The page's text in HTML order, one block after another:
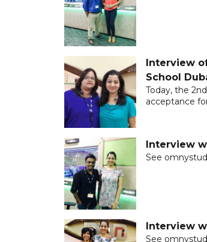
Interview
School
Today, the
acceptance
Interview
See
Interview
See